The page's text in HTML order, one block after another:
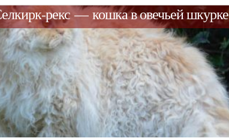
рекс — кошка в овечьей шкурке